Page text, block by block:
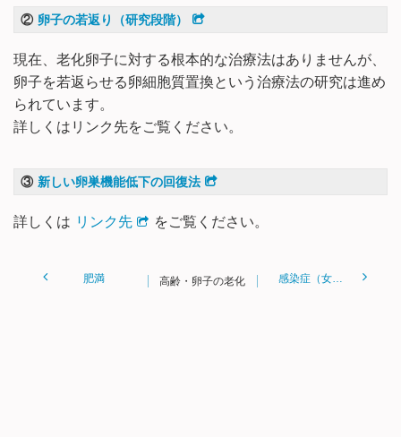
② 卵子の若返り（研究段階）
現在、老化卵子に対する根本的な治療法はありませんが、
卵子を若返らせる卵細胞質置換という治療法の研究は進め
られています。
詳しくはリンク先をご覧ください。
③ 新しい卵巣機能低下の回復法
詳しくは リンク先 をご覧ください。
肥満 高齢・卵子の老化 感染症（女性）